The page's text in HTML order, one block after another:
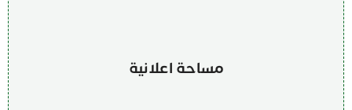
مساحة اعلانية